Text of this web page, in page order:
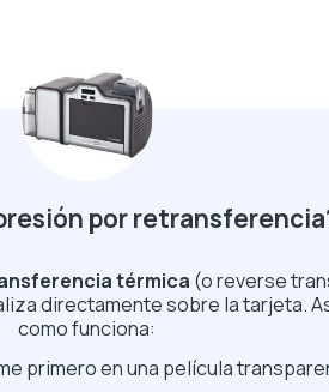
por
térmica (o reverse
directamente sobre la tarjeta.
como funciona:
primero en una película